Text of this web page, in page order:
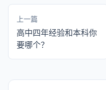
上一篇
高中四年经验和本科你
要哪个？